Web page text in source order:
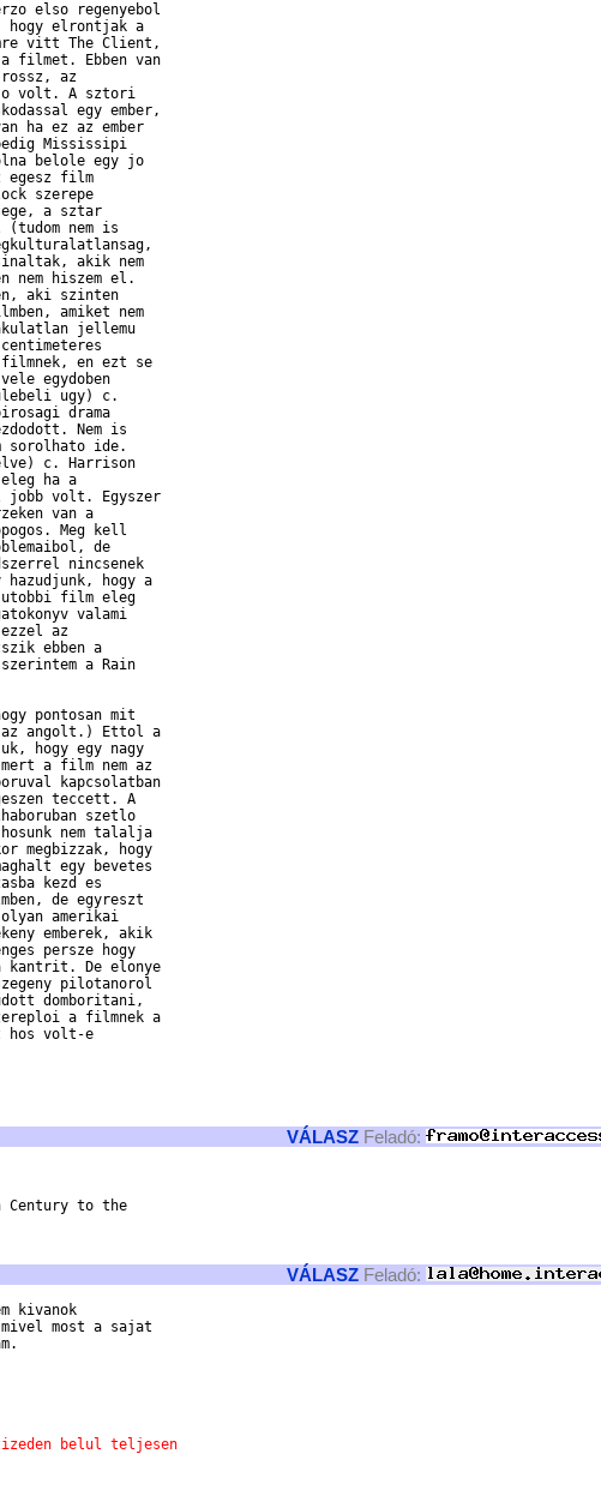
elso regenyebol
hogy elrontjak a
vitt The Client,
filmet. Ebben van
az
jo volt. A sztori
egy ember,
ha ez az ember
Mississipi
belole egy jo
egesz film
szerepe
a sztar
nem is
akik nem
nem hiszem el.
aki szinten
amiket nem
jellemu
en ezt se
egydoben
ugy) c.
drama
Nem is
sorolhato ide.
c. Harrison
ha a
jobb volt. Egyszer
van a
Meg kell
de
nincsenek
hazudjunk, hogy a
utobbi film eleg
valami
az
ebben a
a Rain
pontosan mit
az angolt.) Ettol a
hogy egy nagy
a film nem az
kapcsolatban
teccett. A
szetlo
nem talalja
megbizzak, hogy
egy bevetes
kezd es
de egyreszt
amerikai
emberek, akik
persze hogy
kantrit. De elonye
pilotanorol
domboritani,
a filmnek a
hos volt-e
VÁLASZ Feladó:
Century to the
VÁLASZ Feladó:
kivanok
most a sajat
belul teljesen